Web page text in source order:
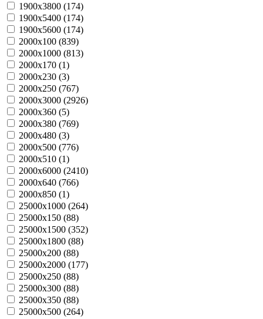
1900х3800 (174)
1900х5400 (174)
1900х5600 (174)
2000х100 (839)
2000х1000 (813)
2000х170 (1)
2000х230 (3)
2000х250 (767)
2000х3000 (2926)
2000х360 (5)
2000х380 (769)
2000х480 (3)
2000х500 (776)
2000х510 (1)
2000х6000 (2410)
2000х640 (766)
2000х850 (1)
25000х1000 (264)
25000х150 (88)
25000х1500 (352)
25000х1800 (88)
25000х200 (88)
25000х2000 (177)
25000х250 (88)
25000х300 (88)
25000х350 (88)
25000х500 (264)